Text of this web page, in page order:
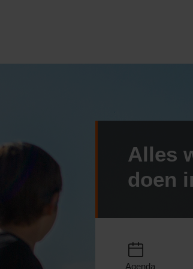
Alles
doen
Agenda